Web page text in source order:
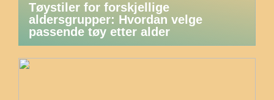
Tøystiler for forskjellige
aldersgrupper: Hvordan velge
passende tøy etter alder